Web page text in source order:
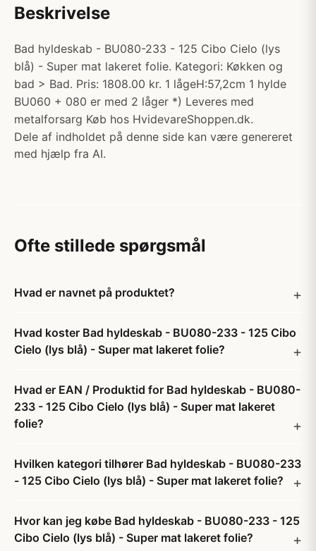
Beskrivelse
Bad hyldeskab - BU080-233 - 125 Cibo Cielo (lys
blå) - Super mat lakeret folie. Kategori: Køkken og
bad > Bad. Pris: 1808.00 kr. 1 lågeH:57,2cm 1 hylde
BU060 + 080 er med 2 låger *) Leveres med
metalforsarg Køb hos HvidevareShoppen.dk.
Dele af indholdet på denne side kan være genereret
med hjælp fra AI.
Ofte stillede spørgsmål
Hvad er navnet på produktet?
Hvad koster Bad hyldeskab - BU080-233 - 125 Cibo
Cielo (lys blå) - Super mat lakeret folie?
Hvad er EAN / Produktid for Bad hyldeskab - BU080-
233 - 125 Cibo Cielo (lys blå) - Super mat lakeret
folie?
Hvilken kategori tilhører Bad hyldeskab - BU080-233
- 125 Cibo Cielo (lys blå) - Super mat lakeret folie?
Hvor kan jeg købe Bad hyldeskab - BU080-233 - 125
Cibo Cielo (lys blå) - Super mat lakeret folie?